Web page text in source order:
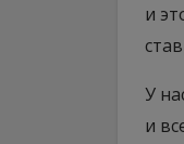
и
У
и